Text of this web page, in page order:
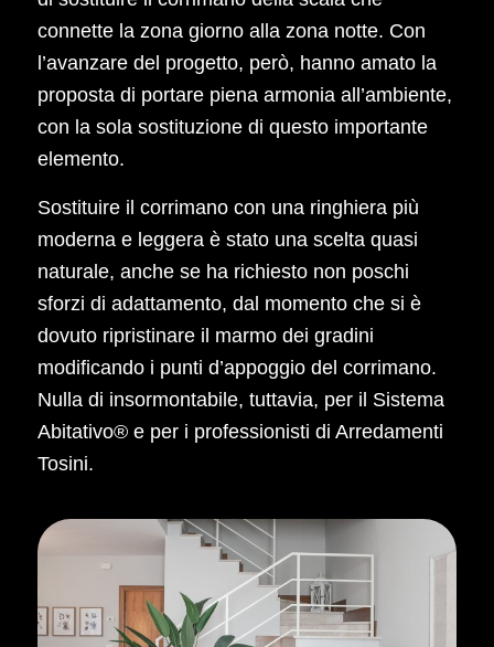
connette la zona giorno alla zona notte. Con
l’avanzare del progetto, però, hanno amato la
proposta di portare piena armonia all’ambiente,
con la sola sostituzione di questo importante
elemento.
Sostituire il corrimano con una ringhiera più
moderna e leggera è stato una scelta quasi
naturale, anche se ha richiesto non poschi
sforzi di adattamento, dal momento che si è
dovuto ripristinare il marmo dei gradini
modificando i punti d’appoggio del corrimano.
Nulla di insormontabile, tuttavia, per il Sistema
Abitativo® e per i professionisti di Arredamenti
Tosini.